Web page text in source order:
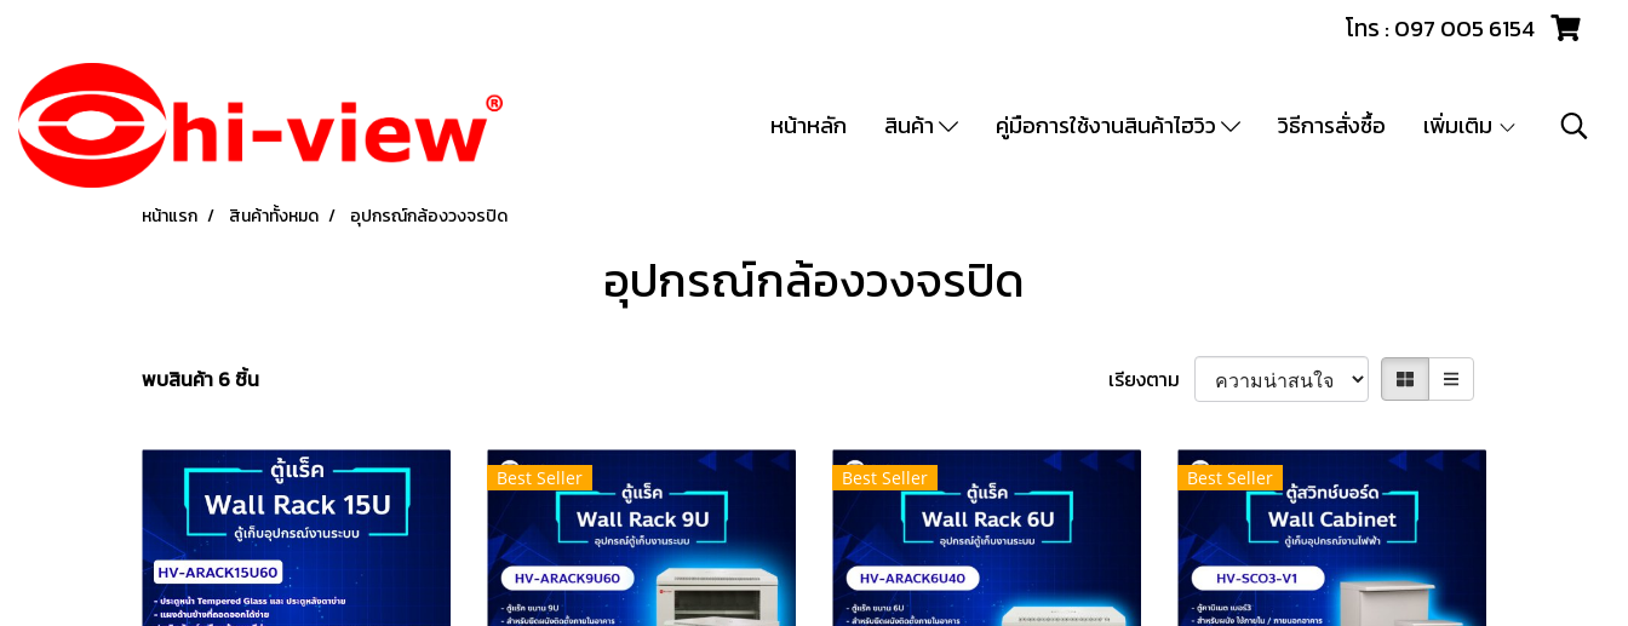
โทร : 097 005 6154
หน้าหลัก สินค้า คู่มือการใช้งานสินค้าไฮวิว วิธีการสั่งซื้อ เพิ่มเติม
หน้าแรก สินค้าทั้งหมด อุปกรณ์กล้องวงจรปิด
อุปกรณ์กล้องวงจรปิด
พบสินค้า 6 ชิ้น เรียงตาม
Best Seller Best Seller Best Seller